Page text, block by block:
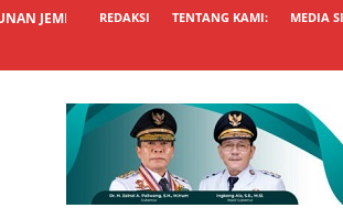
JEMBATAN BETON SEPALA DALUNG TERUS...
REDAKSI TENTANG KAMI: MEDIA